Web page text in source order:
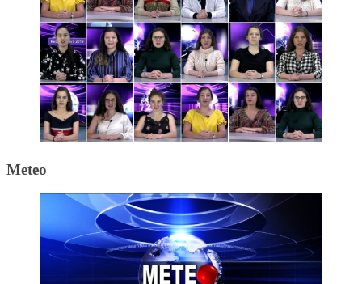
Meteo